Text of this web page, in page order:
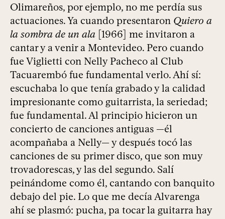
Olimareños, por ejemplo, no me perdía sus
actuaciones. Ya cuando presentaron Quiero a
la sombra de un ala [1966] me invitaron a
cantar y a venir a Montevideo. Pero cuando
fue Viglietti con Nelly Pacheco al Club
Tacuarembó fue fundamental verlo. Ahí sí:
escuchaba lo que tenía grabado y la calidad
impresionante como guitarrista, la seriedad;
fue fundamental. Al principio hicieron un
concierto de canciones antiguas —él
acompañaba a Nelly— y después tocó las
canciones de su primer disco, que son muy
trovadorescas, y las del segundo. Salí
peinándome como él, cantando con banquito
debajo del pie. Lo que me decía Alvarenga
ahí se plasmó: pucha, pa tocar la guitarra hay